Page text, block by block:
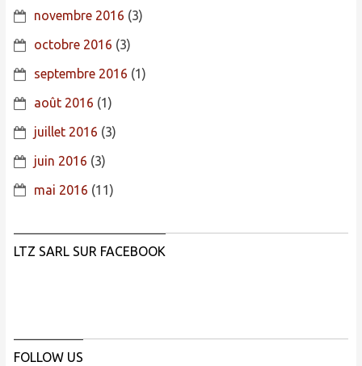
novembre 2016 (3)
octobre 2016 (3)
septembre 2016 (1)
août 2016 (1)
juillet 2016 (3)
juin 2016 (3)
mai 2016 (11)
LTZ SARL SUR FACEBOOK
FOLLOW US